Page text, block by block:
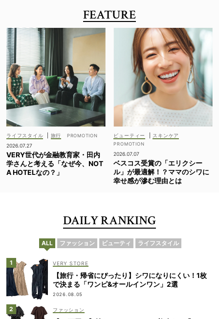
FEATURE
ライフスタイル
旅行
2026.07.27
VERY世代が金融教育家・田内
学さんと考える「なぜ今、NOT
A HOTELなの？」
ビューティー スキンケア
2026.07.07
ベスコス受賞の「エリクシー
ル」が最適解！？ママのシワに
幸せ感が滲む理由とは
DAILY RANKING
ALL ファッション ビューティ ライフスタイル
VERY STORE
【旅行・帰省にぴったり】シワになりにくい！1枚
で決まる「ワンピ&オールインワン」2選
2026.08.05
ファッション